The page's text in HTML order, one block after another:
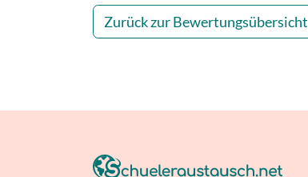
Zurück zur Bewertungsübersicht